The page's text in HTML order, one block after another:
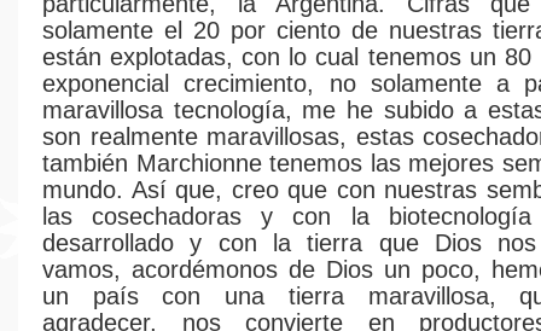
solamente el 20 por ciento de nuestras
están explotadas, con lo cual tenemos un 80
exponencial crecimiento, no solamente a
maravillosa tecnología, me he subido a
son realmente maravillosas, estas
también Marchionne tenemos las mejores
mundo. Así que, creo que con nuestras
las cosechadoras y con la
desarrollado y con la tierra que Dios
vamos, acordémonos de Dios un poco,
un país con una tierra maravillosa,
agradecer, nos convierte en